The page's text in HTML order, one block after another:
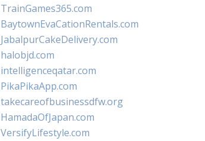
TrainGames365.com
BaytownEvaCationRentals.com
JabalpurCakeDelivery.com
halobjd.com
intelligenceqatar.com
PikaPikaApp.com
takecareofbusinessdfw.org
HamadaOfJapan.com
VersifyLifestyle.com